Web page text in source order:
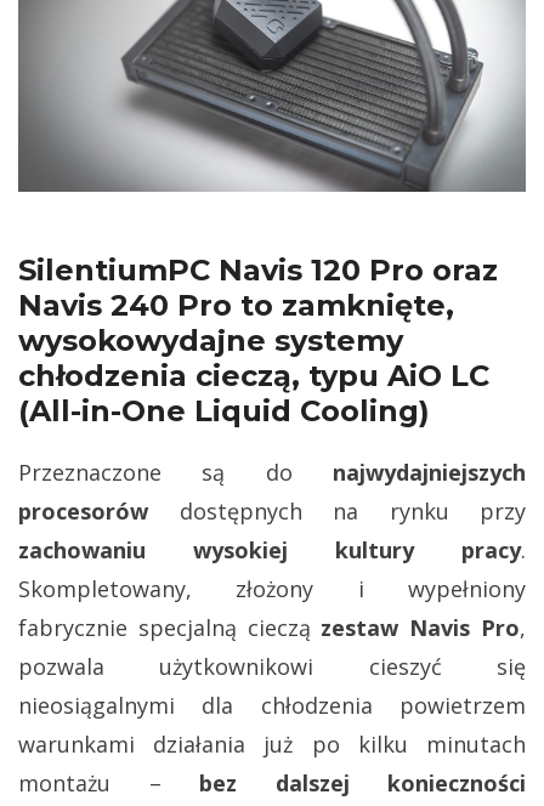
SilentiumPC Navis 120 Pro oraz
Navis 240 Pro to zamknięte,
wysokowydajne systemy
chłodzenia cieczą, typu AiO LC
(All-in-One Liquid Cooling)
Przeznaczone są do najwydajniejszych
procesorów dostępnych na rynku przy
zachowaniu wysokiej kultury pracy.
Skompletowany, złożony i wypełniony
fabrycznie specjalną cieczą zestaw Navis Pro,
pozwala użytkownikowi cieszyć się
nieosiągalnymi dla chłodzenia powietrzem
warunkami działania już po kilku minutach
montażu – bez dalszej konieczności